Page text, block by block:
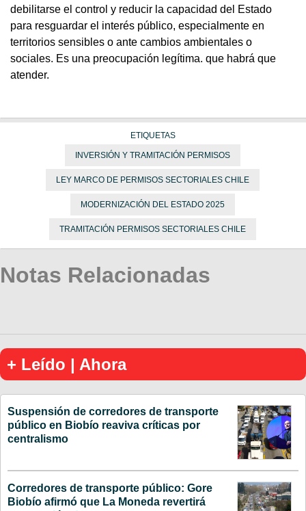
debilitarse el control y reducir la capacidad del Estado
para resguardar el interés público, especialmente en
territorios sensibles o ante cambios ambientales o
sociales. Es una preocupación legítima. que habrá que
atender.
ETIQUETAS
INVERSIÓN Y TRAMITACIÓN PERMISOS
LEY MARCO DE PERMISOS SECTORIALES CHILE
MODERNIZACIÓN DEL ESTADO 2025
TRAMITACIÓN PERMISOS SECTORIALES CHILE
Notas Relacionadas
+ Leído | Ahora
Suspensión de corredores de transporte
público en Biobío reaviva críticas por
centralismo
Corredores de transporte público: Gore
Biobío afirmó que La Moneda revertirá